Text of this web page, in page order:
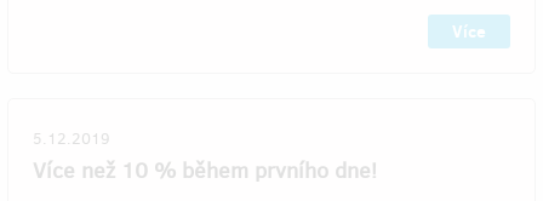
Více
5.12.2019
Více než 10 % během prvního dne!